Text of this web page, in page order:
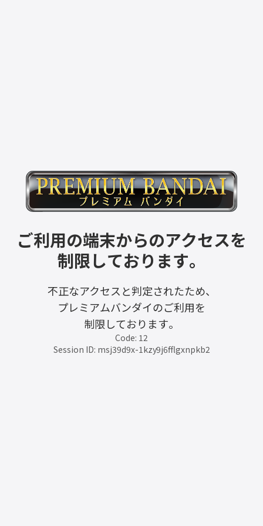
ご利用の端末からのアクセスを
制限しております。
不正なアクセスと判定されたため、
プレミアムバンダイのご利用を
制限しております。
Code: 12
Session ID: msj39d9x-1kzy9j6fflgxnpkb2